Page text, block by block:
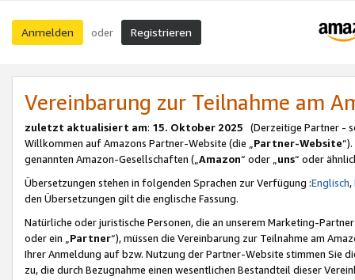
Anmelden oder Registrieren
Vereinbarung zur Teilnahme am
zuletzt aktualisiert am: 15. Oktober 2025 (Derzeitige Partner -
Willkommen auf Amazons Partner-Website (die „Partner-Website
genannten Amazon-Gesellschaften („Amazon“ oder „uns“ oder
Übersetzungen stehen in folgenden Sprachen zur Verfügung :Englisch,
den Übersetzungen gilt die englische Fassung.
Natürliche oder juristische Personen, die an unserem Marketing-
oder ein „Partner“), müssen die Vereinbarung zur Teilnahme am
Ihrer Anmeldung auf bzw. Nutzung der Partner-Website stimmen Sie
zu, die durch Bezugnahme einen wesentlichen Bestandteil dieser